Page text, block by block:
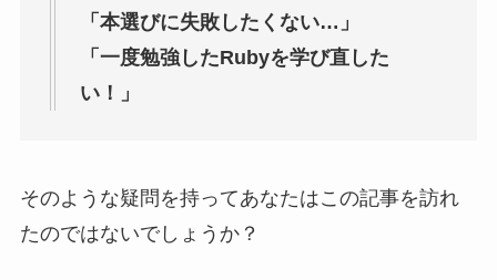
「本選びに失敗したくない…」
「一度勉強したRubyを学び直した
い！」
そのような疑問を持ってあなたはこの記事を訪れ
たのではないでしょうか？